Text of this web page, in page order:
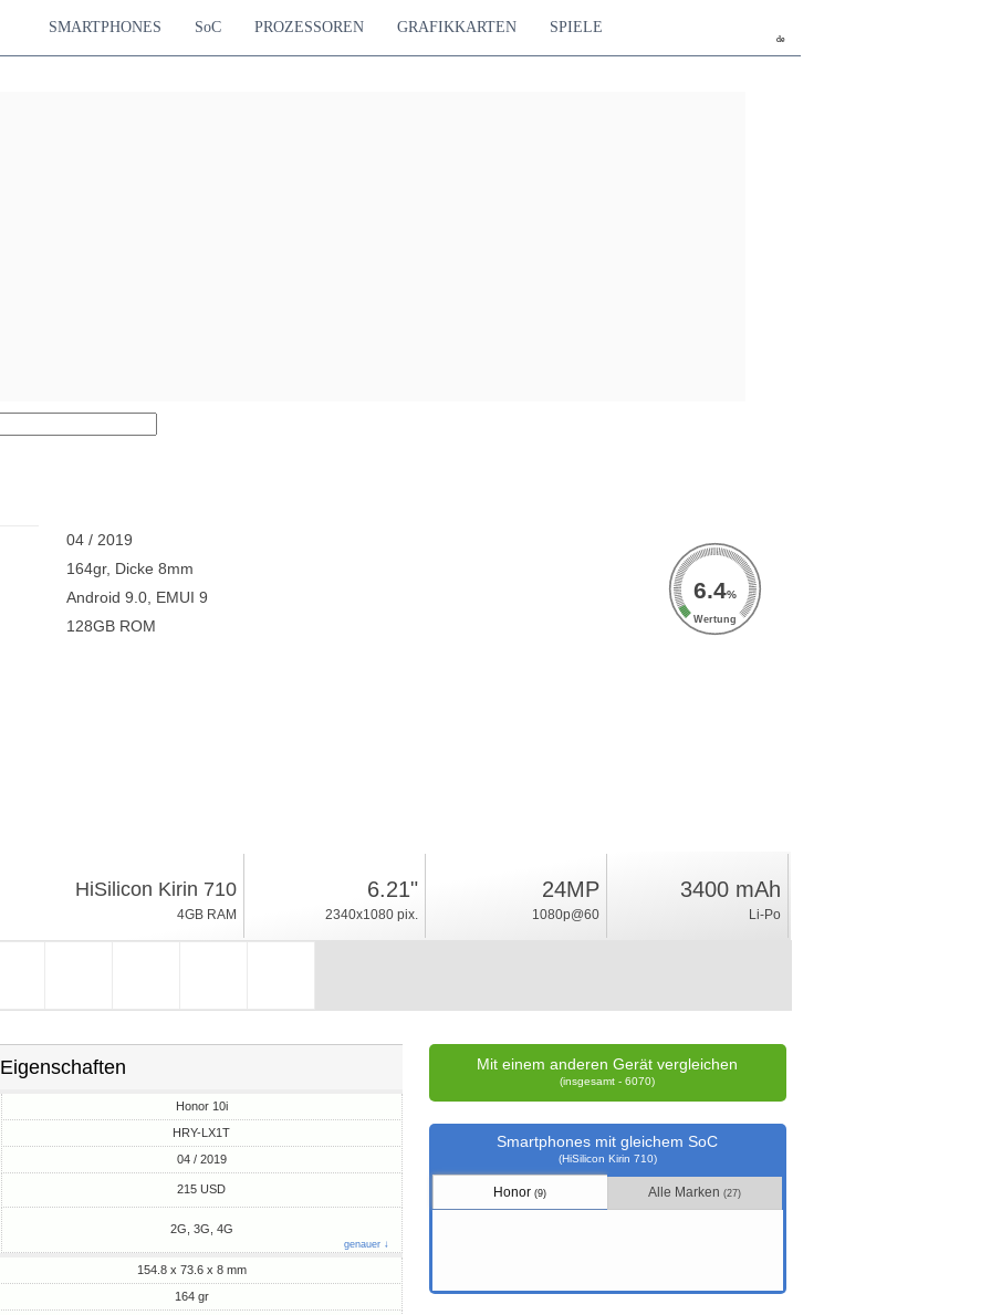
de
SMARTPHONES SoC PROZESSOREN GRAFIKKARTEN SPIELE
04 / 2019
164gr, Dicke 8mm
Android 9.0, EMUI 9
128GB ROM
6.4%
Wertung
HiSilicon Kirin 710
4GB RAM
6.21"
2340x1080 pix.
24MP
1080p@60
3400 mAh
Li-Po
Eigenschaften
Honor 10i
HRY-LX1T
04 / 2019
215 USD
2G, 3G, 4G
genauer ↓
154.8 x 73.6 x 8 mm
164 gr
Mit einem anderen Gerät vergleichen
(insgesamt - 6070)
Smartphones mit gleichem SoC
(HiSilicon Kirin 710)
Honor(9) Alle Marken(27)